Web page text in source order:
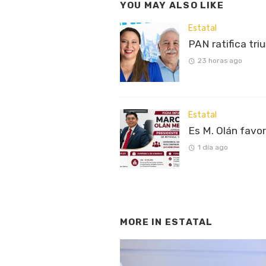
YOU MAY ALSO LIKE
Estatal
PAN ratifica
23 horas ago
Estatal
Es M. Olán
1 día ago
MORE IN ESTATAL